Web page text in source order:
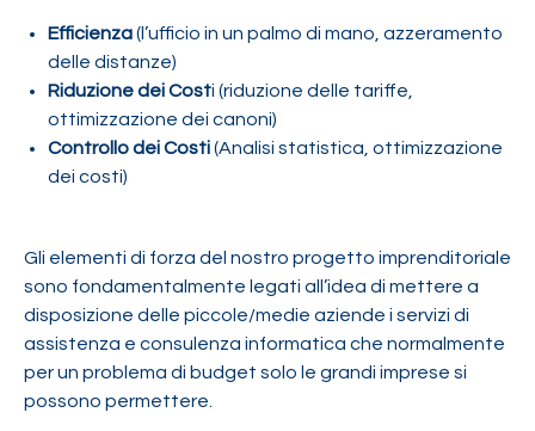
Efficienza(l’ufficio in un palmo di mano, azzeramento
delle distanze)
Riduzione dei Costi (riduzione delle tariffe,
ottimizzazione dei canoni)
Controllo dei Costi(Analisi statistica, ottimizzazione
dei costi)
Gli elementi di forza del nostro progetto imprenditoriale
sono fondamentalmente legati all’idea di mettere a
disposizione delle piccole/medie aziende i servizi di
assistenza e consulenza informatica che normalmente
per un problema di budget solo le grandi imprese si
possono permettere.